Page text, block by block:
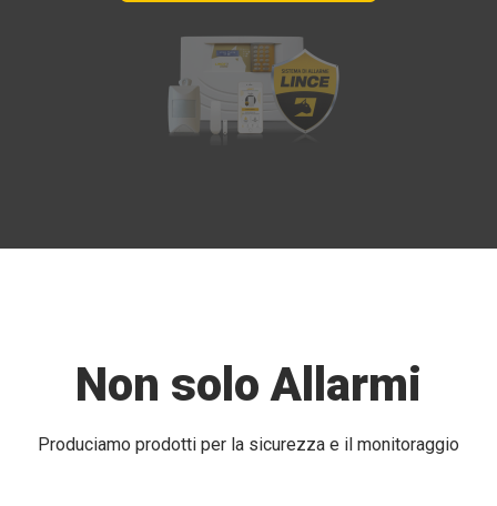
Non solo Allarmi
Produciamo prodotti per la sicurezza e il monitoraggio